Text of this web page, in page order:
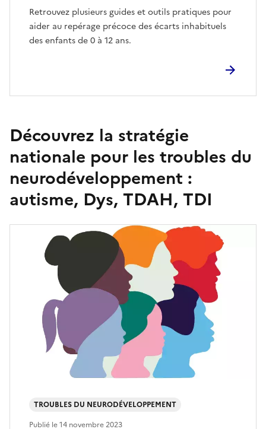
Retrouvez plusieurs guides et outils pratiques pour
aider au repérage précoce des écarts inhabituels
des enfants de 0 à 12 ans.
Découvrez la stratégie
nationale pour les troubles du
neurodéveloppement :
autisme, Dys, TDAH, TDI
TROUBLES DU NEURODÉVELOPPEMENT
Publié le14 novembre 2023